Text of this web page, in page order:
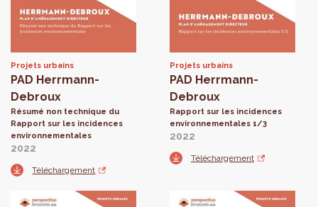
Projets urbains
PAD Herrmann-
Debroux
Résumé non technique du
Rapport sur les incidences
environnementales
2022
Téléchargement
Projets urbains
PAD Herrmann-
Debroux
Rapport sur les incidences
environnementales 1/3
2022
Téléchargement